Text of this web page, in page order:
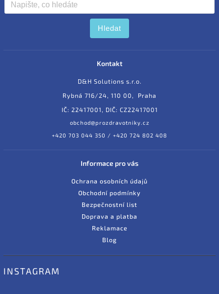
Hledat
Kontakt
D&H Solutions s.r.o.
Rybná 716/24, 110 00, Praha
IČ: 22417001, DIČ: CZ22417001
obchod@prozdravotniky.cz
+420 703 044 350 / +420 724 802 408
Informace pro vás
Ochrana osobních údajů
Obchodní podmínky
Bezpečnostní list
Doprava a platba
Reklamace
Blog
INSTAGRAM